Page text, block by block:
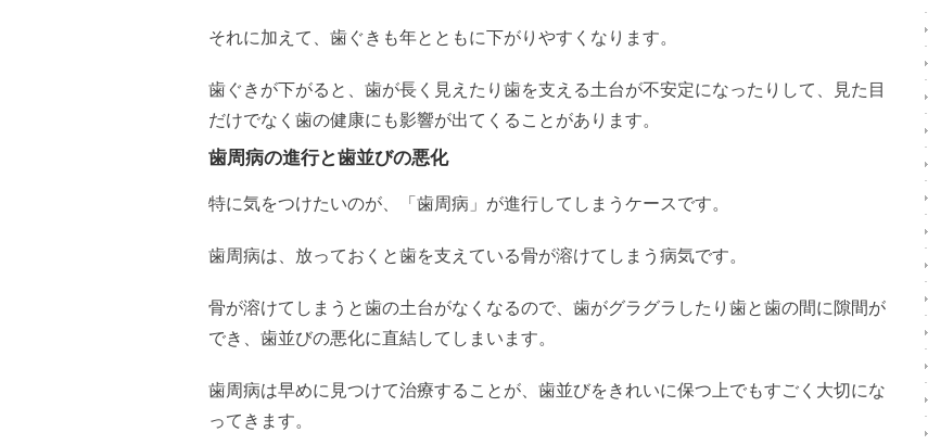
それに加えて、歯ぐきも年とともに下がりやすくなります。
歯ぐきが下がると、歯が長く見えたり歯を支える土台が不安定になったりして、見た目
だけでなく歯の健康にも影響が出てくることがあります。
歯周病の進行と歯並びの悪化
特に気をつけたいのが、「歯周病」が進行してしまうケースです。
歯周病は、放っておくと歯を支えている骨が溶けてしまう病気です。
骨が溶けてしまうと歯の土台がなくなるので、歯がグラグラしたり歯と歯の間に隙間が
でき、歯並びの悪化に直結してしまいます。
歯周病は早めに見つけて治療することが、歯並びをきれいに保つ上でもすごく大切にな
ってきます。